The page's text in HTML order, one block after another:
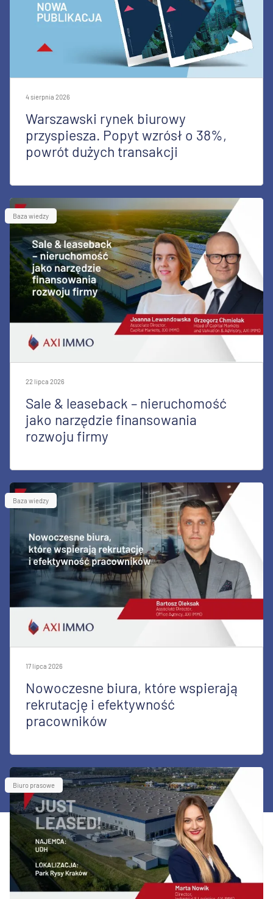
4 sierpnia 2026
Warszawski rynek biurowy
przyspiesza. Popyt wzrósł o 38%,
powrót dużych transakcji
Baza wiedzy
22 lipca 2026
Sale & leaseback – nieruchomość
jako narzędzie finansowania
rozwoju firmy
Baza wiedzy
17 lipca 2026
Nowoczesne biura, które wspierają
rekrutację i efektywność
pracowników
Biuro prasowe